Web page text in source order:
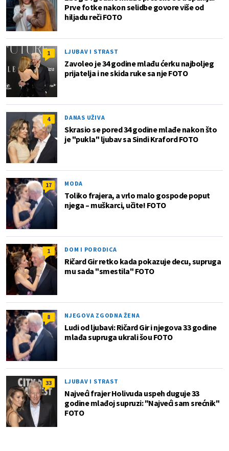
Prve fotke nakon selidbe govore više od
hiljadu reči FOTO
1 LJUBAV I STRAST
Zavoleo je 34 godine mlađu ćerku najboljeg
prijatelja i ne skida ruke sa nje FOTO
4 DANAS UŽIVA
Skrasio se pored 34 godine mlađe nakon što
je "pukla" ljubav sa Sindi Kraford FOTO
17 MODA
Toliko frajera, a vrlo malo gospode poput
njega – muškarci, učite! FOTO
1 DOM I PORODICA
Ričard Gir retko kada pokazuje decu, supruga
mu sada "smestila" FOTO
8 NJEGOVA ZGODNA ŽENA
Ludi od ljubavi: Ričard Gir i njegova 33 godine
mlađa supruga ukrali šou FOTO
33 LJUBAV I STRAST
Najveći frajer Holivuda uspeh duguje 33
godine mlađoj supruzi: "Najveći sam srećnik"
FOTO